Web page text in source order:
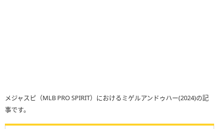
メジャスピ（MLB PRO SPIRIT）におけるミゲルアンドゥハー(2024)の記
事です。